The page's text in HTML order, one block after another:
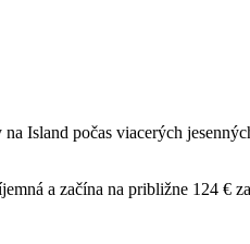
počas viacerých
a začína na približne 124 €